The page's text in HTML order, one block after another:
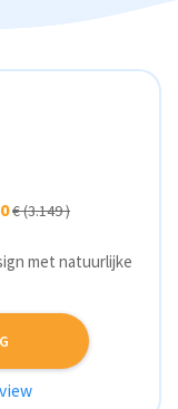
€ (3.149 )
met natuurlijke